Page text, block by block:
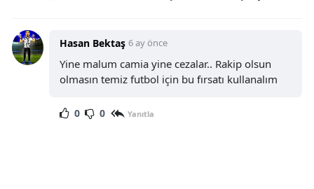
Hasan Bektaş 6 ay önce
Yine malum camia yine cezalar.. Rakip olsun
olmasın temiz futbol için bu fırsatı kullanalım
0 0 Yanıtla